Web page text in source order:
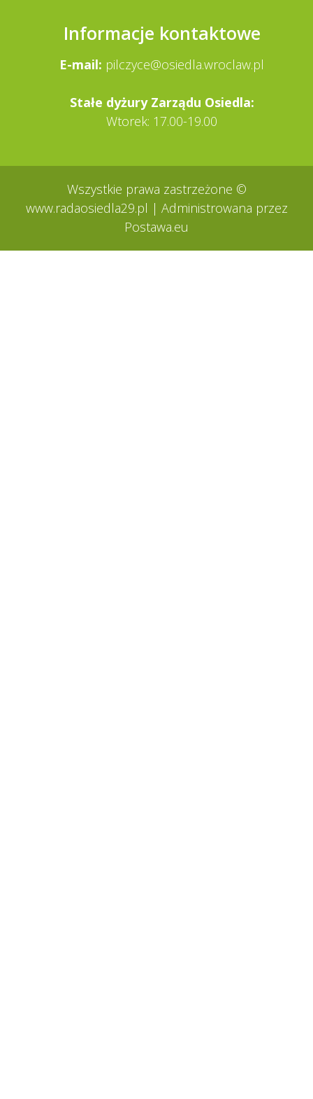
Informacje kontaktowe
E-mail: pilczyce@osiedla.wroclaw.pl
Stałe dy­żury Zarządu Osiedla:
Wtorek: 17.00-19.00
Wszystkie prawa zastrzeżone ©
www.radaosiedla29.pl | Administrowana przez
Postawa.eu